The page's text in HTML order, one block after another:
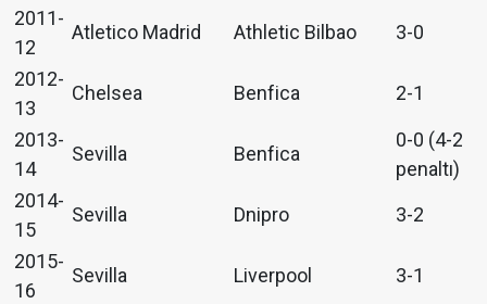
2011-
12
Atletico Madrid Athletic Bilbao 3-0
2012-
13
Chelsea Benfica 2-1
2013-
14
Sevilla Benfica
0-0 (4-2
penaltı)
2014-
15
Sevilla Dnipro 3-2
2015-
16
Sevilla Liverpool 3-1